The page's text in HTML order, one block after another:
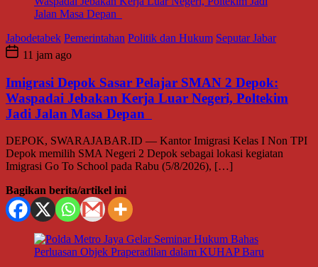
Jabodetabek Pemerintahan Politik dan Hukum Seputar Jabar
11 jam ago
Imigrasi Depok Sasar Pelajar SMAN 2 Depok:
Waspadai Jebakan Kerja Luar Negeri, Poltekim
Jadi Jalan Masa Depan
DEPOK, SWARAJABAR.ID — Kantor Imigrasi Kelas I Non TPI
Depok memilih SMA Negeri 2 Depok sebagai lokasi kegiatan
Imigrasi Go To School pada Rabu (5/8/2026), […]
Bagikan berita/artikel ini